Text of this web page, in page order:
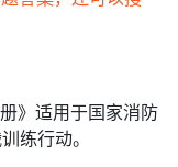
》适用于国家消防
练行动。